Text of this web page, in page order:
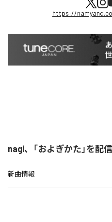
https://
nagi、「およぎかた」を配
新曲情報